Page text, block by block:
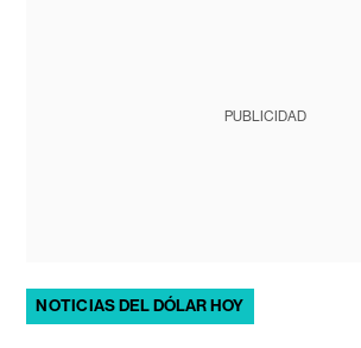
PUBLICIDAD
NOTICIAS DEL DÓLAR HOY